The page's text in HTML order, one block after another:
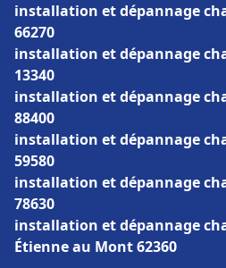
installation et dépannage
66270
installation et dépannage
13340
installation et dépannage
88400
installation et dépannage
59580
installation et dépannage
78630
installation et dépannage
Étienne au Mont 62360